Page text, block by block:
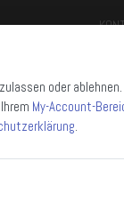
oder ablehnen.
My-Account-
.